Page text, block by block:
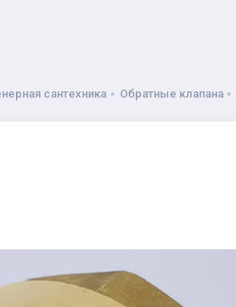
сантехника Обратные клапана